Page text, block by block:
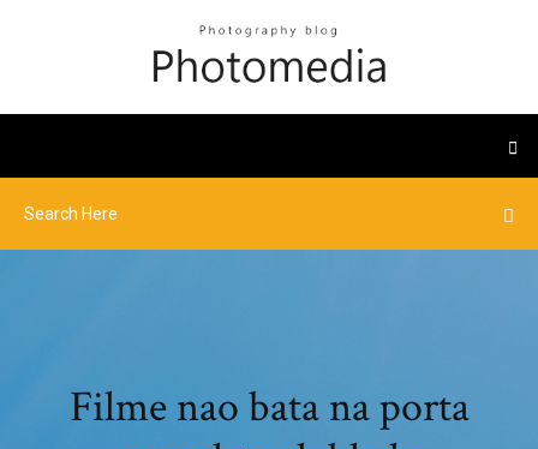
Filme nao bata na porta